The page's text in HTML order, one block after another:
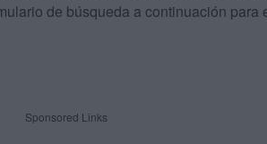
de búsqueda a continuación para
Sponsored Links